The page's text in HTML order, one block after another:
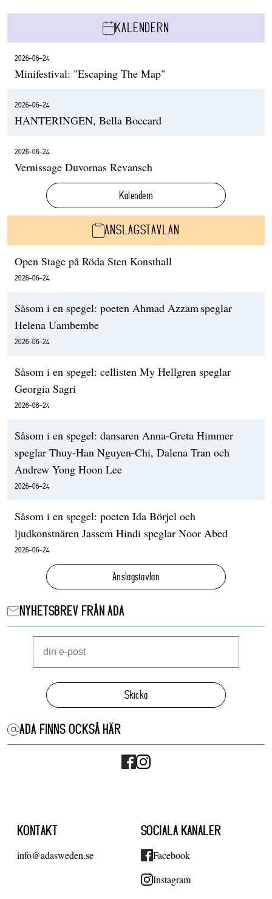
KALENDERN
2026-06-24
Minifestival: "Escaping The Map"
2026-06-24
HANTERINGEN, Bella Boccard
2026-06-24
Vernissage Duvornas Revansch
Kalendern
ANSLAGSTAVLAN
Open Stage på Röda Sten Konsthall
2026-06-24
Såsom i en spegel: poeten Ahmad Azzam speglar
Helena Uambembe
2026-06-24
Såsom i en spegel: cellisten My Hellgren speglar
Georgia Sagri
2026-06-24
Såsom i en spegel: dansaren Anna-Greta Himmer
speglar Thuy-Han Nguyen-Chi, Dalena Tran och
Andrew Yong Hoon Lee
2026-06-24
Såsom i en spegel: poeten Ida Börjel och
ljudkonstnären Jassem Hindi speglar Noor Abed
2026-06-24
Anslagstavlan
NYHETSBREV FRÅN ADA
Skicka
ADA FINNS OCKSÅ HÄR
KONTAKT
info@adasweden.se
SOCIALA KANALER
Facebook
Instagram